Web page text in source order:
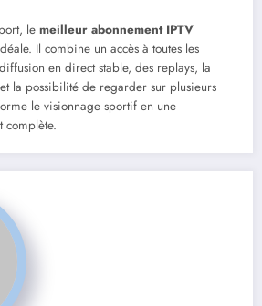
le meilleur abonnement IPTV
Il combine un accès à toutes les
en direct stable, des replays, la
la possibilité de regarder sur plusieurs
le visionnage sportif en une
complète.